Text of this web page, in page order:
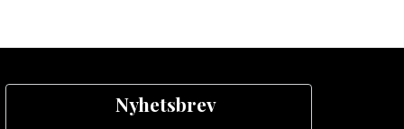
Nyhetsbrev